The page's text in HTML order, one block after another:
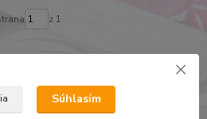
z 1
Súhlasím